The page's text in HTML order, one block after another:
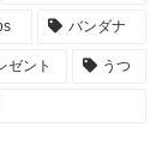
バンダナ
ゼント うつ